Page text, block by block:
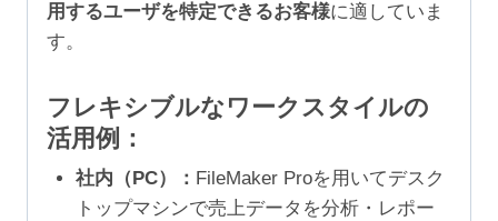
用するユーザを特定できるお客様に適していま
す。
フレキシブルなワークスタイルの
活用例：
社内（PC）： FileMaker Proを用いてデスク
トップマシンで売上データを分析・レポー